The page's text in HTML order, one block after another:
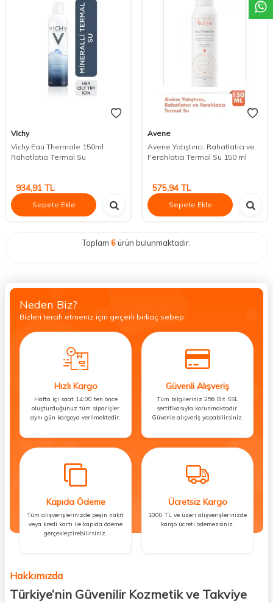
Vichy
Vichy Eau Thermale 150ml
Rahatlatıcı Termal Su
934,91 TL
Sepete Ekle
Avene
Avene Yatıştırıcı, Rahatlatıcı ve
Ferahlatıcı Termal Su 150 ml
575,94 TL
Sepete Ekle
Toplam 6ürün bulunmaktadır.
Neden Biz?
Bizleri tercih etmeniz için geçerli birkaç sebep.
Hızlı Kargo
Hafta içi saat 14:00’ten önce
oluşturduğunuz tüm siparişler
aynı gün kargoya verilmektedir.
Güvenli Alışveriş
Tüm bilgileriniz 256 Bit SSL
sertifikasıyla korunmaktadır.
Güvenle alışveriş yapabilirsiniz.
Kapıda Ödeme
Tüm alışverişlerinizde peşin nakit
veya kredi kartı ile kapıda ödeme
gerçekleştirebilirsiniz.
Ücretsiz Kargo
1000 TL ve üzeri alışverişlerinizde
kargo ücreti ödemezsiniz.
Hakkımızda
Türkiye’nin Güvenilir Kozmetik ve Takviye